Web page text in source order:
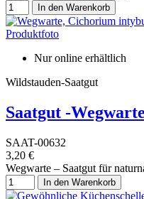
In den Warenkorb
Nur online erhältlich
Wildstauden-Saatgut
Saatgut -
SAAT-00632
3,20 €
Wegwarte – Saatgut für
In den Warenkorb